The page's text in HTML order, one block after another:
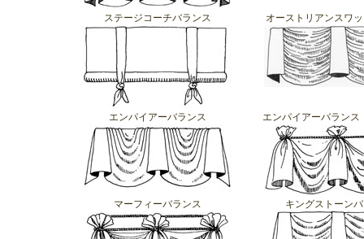
ステージコーチバランス オーストリアンスワ
エンパイアーバランス エンパイアーバランス
マーフィーバランス キングストーン